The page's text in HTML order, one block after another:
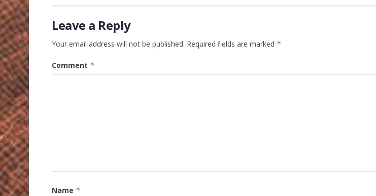
Leave a Reply
Your email address will not be published. Required fields are marked *
Comment *
Name *